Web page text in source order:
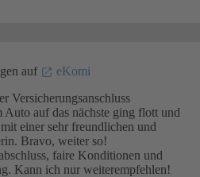
auf
eKomi
Versicherungsanschluss
Auto auf das nächste ging flott und
einer sehr freundlichen und
Bravo, weiter so!
faire Konditionen und
Kann ich nur weiterempfehlen!